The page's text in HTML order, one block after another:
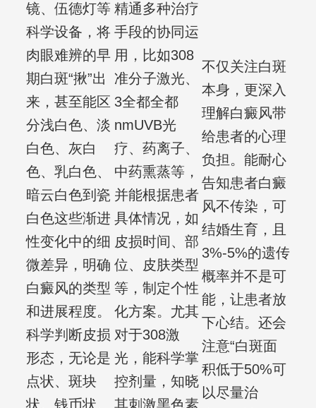
镜、伍德灯等
科学设备，将
肉眼难辨的早
期白斑“揪”出
来，甚至能区
分浅白色、淡
白色、灰白
色、乳白色、
暗云白色到瓷
白色这些渐进
性变化中的细
微差异，明确
白癜风的类型
和进展程度。
科学判断皮损
形态，无论是
点状、斑块
状、钱币状、
精通多种治疗
手段的协同运
用，比如308
准分子激光、
3全都全都
nmUVB光
疗、药离子、
中药熏蒸等，
并能根据患者
具体情况，如
皮损时间、部
位、皮肤类型
等，制定个性
化方案。尤其
对于308激
光，能科学掌
控剂量，知晓
其刺激黑色素
不仅关注白斑
本身，更深入
理解白癜风带
给患者的心理
负担。能耐心
告知患者白癜
风不传染，可
结婚生育，且
3%-5%的遗传
概率并不是可
能，让患者放
下心结。还会
注意“白斑面
积低于50%可
以尽量治